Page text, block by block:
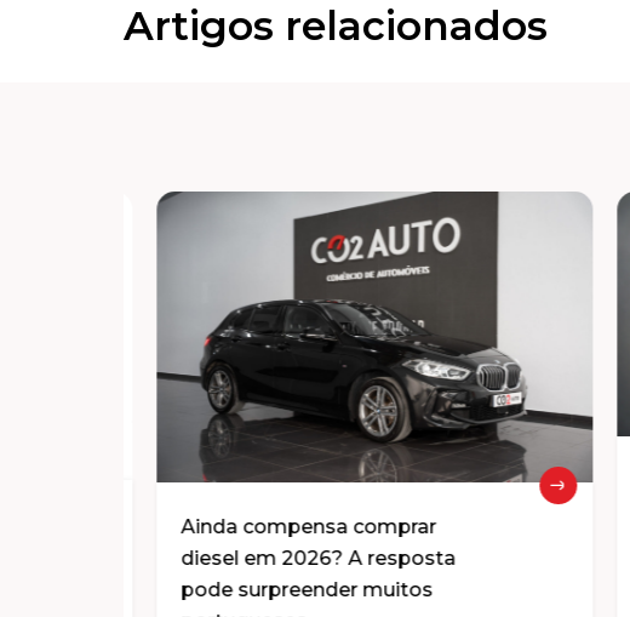
Artigos relacionados
Ainda compensa comprar
diesel em 2026? A resposta
pode surpreender muitos